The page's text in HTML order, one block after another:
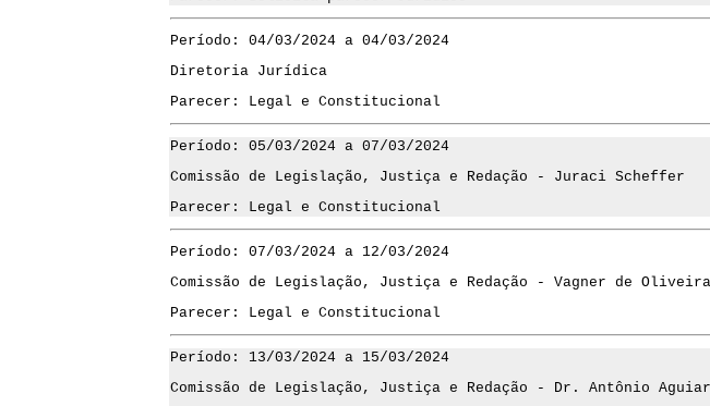
Período: 04/03/2024 a 04/03/2024
Diretoria Jurídica
Parecer: Legal e Constitucional
Período: 05/03/2024 a 07/03/2024
Comissão de Legislação, Justiça e Redação - Juraci Scheffer
Parecer: Legal e Constitucional
Período: 07/03/2024 a 12/03/2024
Comissão de Legislação, Justiça e Redação - Vagner de Oliveira
Parecer: Legal e Constitucional
Período: 13/03/2024 a 15/03/2024
Comissão de Legislação, Justiça e Redação - Dr. Antônio Aguiar